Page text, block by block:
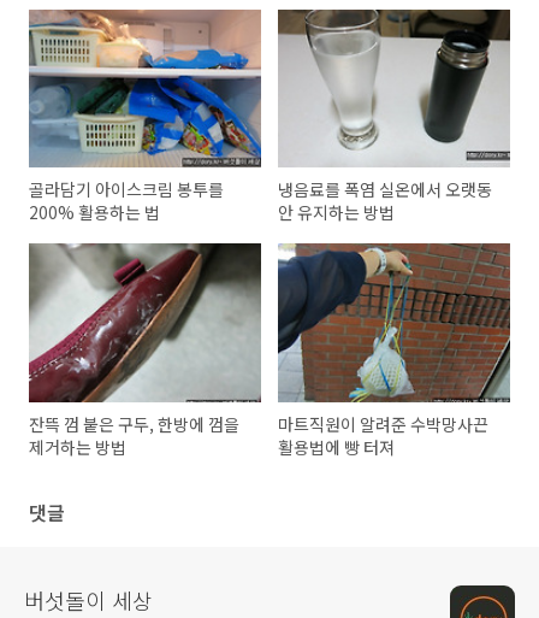
골라담기 아이스크림 봉투를
200% 활용하는 법
냉음료를 폭염 실온에서 오랫동
안 유지하는 방법
잔뜩 껌 붙은 구두, 한방에 껌을
제거하는 방법
마트직원이 알려준 수박망사끈
활용법에 빵 터져
댓글
버섯돌이 세상